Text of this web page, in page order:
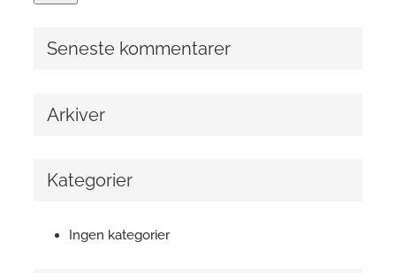
Seneste kommentarer
Arkiver
Kategorier
Ingen kategorier